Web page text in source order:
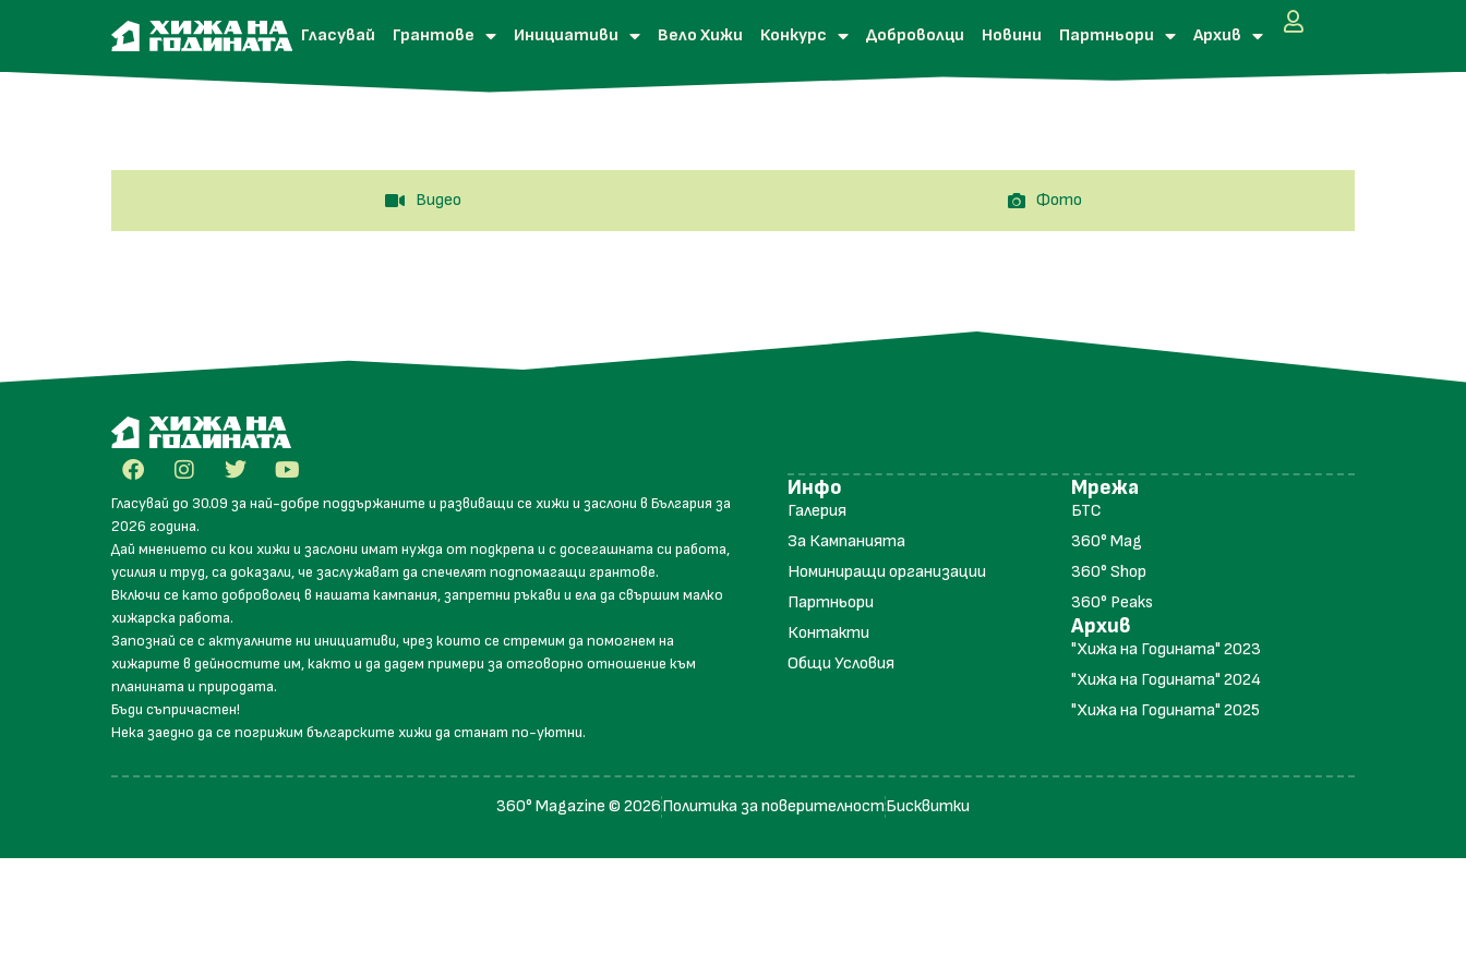
Гласувай Грантове Инициативи Вело Хижи Конкурс Доброволци Новини Партньори Архив
Видео Фото
Гласувай до 30.09 за най-добре поддържаните и развиващи се хижи и заслони в България за
2026 година.
Дай мнението си кои хижи и заслони имат нужда от подкрепа и с досегашната си работа,
усилия и труд, са доказали, че заслужават да спечелят подпомагащи грантове.
Включи се като доброволец в нашата кампания, запретни ръкави и ела да свършим малко
хижарска работа.
Запознай се с актуалните ни инициативи, чрез които се стремим да помогнем на
хижарите в дейностите им, както и да дадем примери за отговорно отношение към
планината и природата.
Бъди съпричастен!
Нека заедно да се погрижим българските хижи да станат по-уютни.
Инфо
Галерия
За Кампанията
Номиниращи организации
Партньори
Контакти
Общи Условия
Мрежа
БТС
360° Mag
360° Shop
360° Peaks
Архив
"Хижа на Годината" 2023
"Хижа на Годината" 2024
"Хижа на Годината" 2025
360° Magazine © 2026Политика за поверителностБисквитки